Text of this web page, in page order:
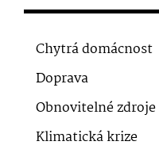
Chytrá domácnost
Doprava
Obnovitelné zdroje
Klimatická krize